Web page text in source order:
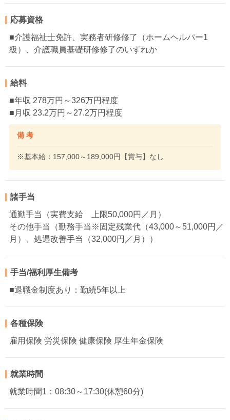
応募資格
■介護福祉士免許、実務者研修修了（ホームヘルパー1
級）、介護職員基礎研修修了のいずれか
給料
■年収 278万円～326万円程度
■月収 23.2万円～27.2万円程度
備 考
※基本給：157,000～189,000円【賞与】なし
諸手当
通勤手当（実費支給 上限50,000円／月）
その他手当（勤務手当※固定残業代（43,000～51,000円／
月）、処遇改善手当（32,000円／月））
手当/福利厚生備考
■退職金制度あり：勤続5年以上
各種保険
雇用保険 労災保険 健康保険 厚生年金保険
就業時間
就業時間1：08:30～17:30(休憩60分)